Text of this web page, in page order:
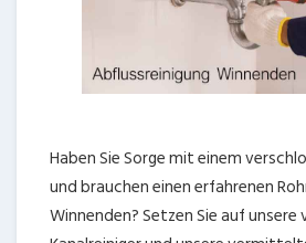
Haben Sie Sorge mit einem
und brauchen einen erfahrenen
Winnenden? Setzen Sie auf